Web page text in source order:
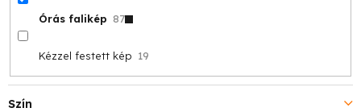
Órás falikép 87
Kézzel festett kép 19
Szín